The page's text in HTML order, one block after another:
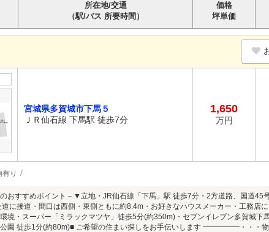
所在地/交通
（駅/バス 所要時間）
価格
坪単価
宮城県多賀城市下馬５
ＪＲ仙石線 下馬駅 徒歩7分
1,650
万円
有り
のおすすめポイント－▼立地・JR仙石線「下馬」駅 徒歩7分・2方道路、国道
に接道・間口は西側・東側ともに約8.4m・お好きなハウスメーカー・工務店
境・スーパー「ミラックマツヤ」徒歩5分(約350m)・セブンイレブン多賀城下
公園 徒歩1分(約80m)■ ご希望の住まい探しをお手伝いします ━━━━━・・・物